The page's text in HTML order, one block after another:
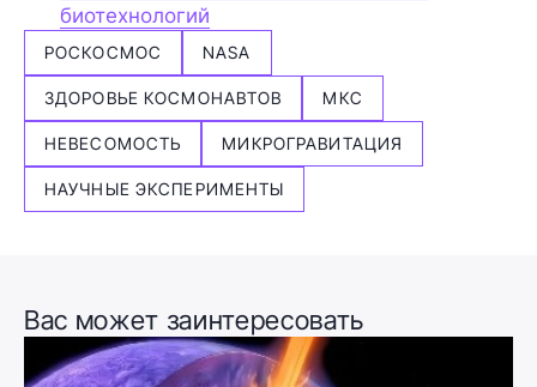
биотехнологий
РОСКОСМОС NASA
ЗДОРОВЬЕ КОСМОНАВТОВ МКС
НЕВЕСОМОСТЬ МИКРОГРАВИТАЦИЯ
НАУЧНЫЕ ЭКСПЕРИМЕНТЫ
Вас может заинтересовать